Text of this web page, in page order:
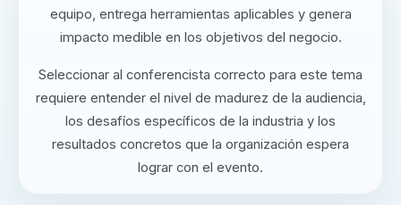
equipo, entrega herramientas aplicables y genera
impacto medible en los objetivos del negocio.
Seleccionar al conferencista correcto para este tema
requiere entender el nivel de madurez de la audiencia,
los desafíos específicos de la industria y los
resultados concretos que la organización espera
lograr con el evento.